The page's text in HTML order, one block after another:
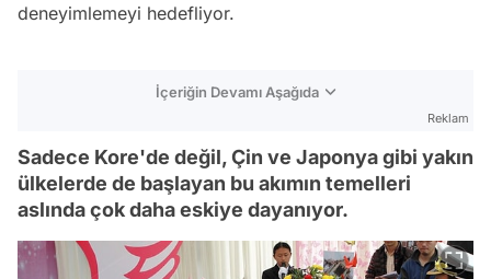
deneyimlemeyi hedefliyor.
İçeriğin Devamı Aşağıda
Reklam
Sadece Kore'de değil, Çin ve Japonya gibi yakın
ülkelerde de başlayan bu akımın temelleri
aslında çok daha eskiye dayanıyor.